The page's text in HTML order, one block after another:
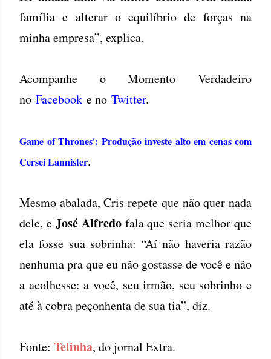
família e alterar o equilíbrio de forças na
minha empresa”, explica.
Acompanhe o Momento Verdadeiro
no Facebook e no Twitter.
Game of Thrones': Produção investe alto em cenas com
Cersei Lannister.
Mesmo abalada, Cris repete que não quer nada
dele, e José Alfredofala que seria melhor que
ela fosse sua sobrinha: “Aí não haveria razão
nenhuma pra que eu não gostasse de você e não
a acolhesse: a você, seu irmão, seu sobrinho e
até à cobra peçonhenta de sua tia”, diz.
Fonte: Telinha, do jornal Extra.